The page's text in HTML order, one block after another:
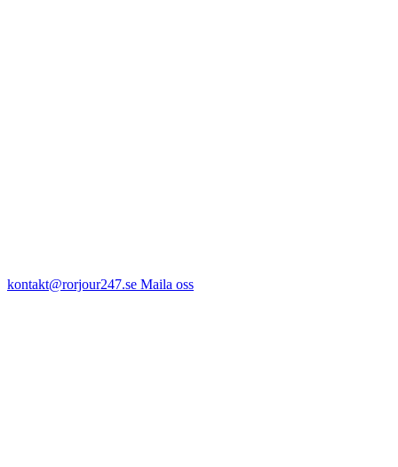
kontakt@rorjour247.se Maila oss